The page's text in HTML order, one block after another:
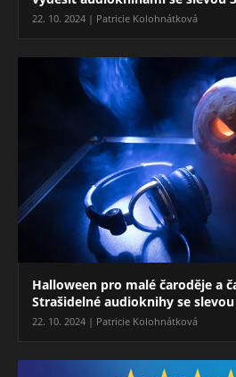
22. 10. 2024 | Patricie Kolohnátková
Halloween pro malé čaroděje a
Strašidelné audioknihy se slevou
22. 10. 2024 | Patricie Kolohnátková